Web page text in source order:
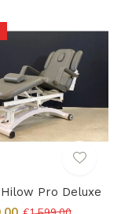
Pro Deluxe